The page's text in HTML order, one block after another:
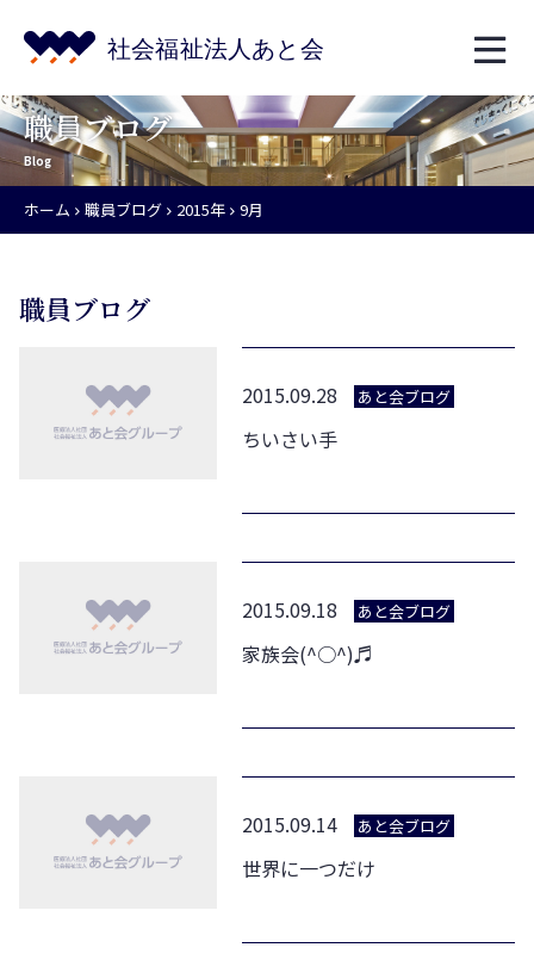
職員ブログ
Blog
ホーム 職員ブログ 2015年 9月
職員ブログ
2015.09.28 あと会ブログ
ちいさい手
2015.09.18 あと会ブログ
家族会(^○^)♬
2015.09.14 あと会ブログ
世界に一つだけ